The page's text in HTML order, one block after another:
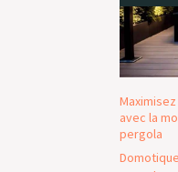
avec la
pergola
Domotique